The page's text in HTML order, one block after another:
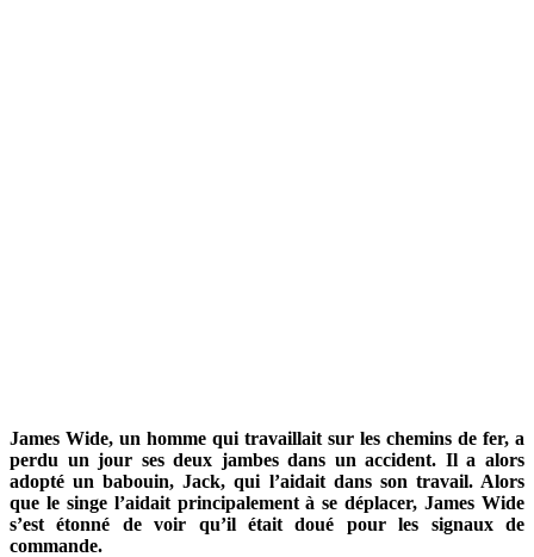
James Wide, un homme qui travaillait sur les chemins de fer, a
perdu un jour ses deux jambes dans un accident. Il a alors
adopté un babouin, Jack, qui l’aidait dans son travail. Alors
que le singe l’aidait principalement à se déplacer, James Wide
s’est étonné de voir qu’il était doué pour les signaux de
commande.